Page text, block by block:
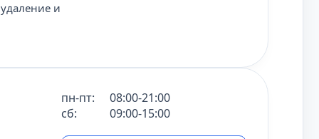
и
пн-пт:
08:00-21:00
сб:
09:00-15:00